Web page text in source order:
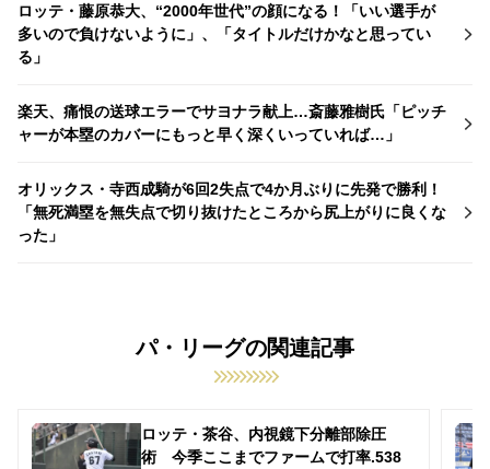
ロッテ・藤原恭大、“2000年世代”の顔になる！「いい選手が
多いので負けないように」、「タイトルだけかなと思ってい
る」
楽天、痛恨の送球エラーでサヨナラ献上…斎藤雅樹氏「ピッチ
ャーが本塁のカバーにもっと早く深くいっていれば…」
オリックス・寺西成騎が6回2失点で4か月ぶりに先発で勝利！
「無死満塁を無失点で切り抜けたところから尻上がりに良くな
った」
パ・リーグの関連記事
ロッテ・茶谷、内視鏡下分離部除圧
術 今季ここまでファームで打率.538